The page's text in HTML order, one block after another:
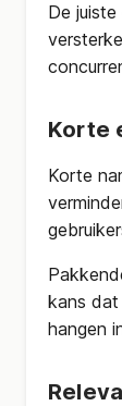
De
Korte
Korte
kans dat
hangen